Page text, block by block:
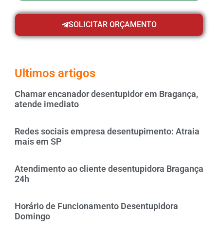
SOLICITAR ORÇAMENTO
Ultimos artigos
Chamar encanador desentupidor em Bragança,
atende imediato
Redes sociais empresa desentupimento: Atraia
mais em SP
Atendimento ao cliente desentupidora Bragança
24h
Horário de Funcionamento Desentupidora
Domingo